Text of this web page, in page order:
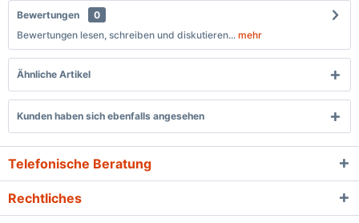
Bewertungen
0
Bewertungen lesen, schreiben und diskutieren... mehr
Ähnliche Artikel
Kunden haben sich ebenfalls angesehen
Telefonische Beratung
Rechtliches